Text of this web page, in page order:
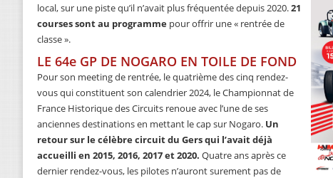
local, sur une piste qu’il n’avait plus fréquentée depuis 2020.21
courses sont au programme pour offrir une « rentrée de
classe ».
LE 64e GP DE NOGARO EN TOILE DE FOND
Pour son meeting de rentrée, le quatrième des cinq rendez-
vous qui constituent son calendrier 2024, le Championnat de
France Historique des Circuits renoue avec l’une de ses
anciennes destinations en mettant le cap sur Nogaro. Un
retour sur le célèbre circuit du Gers qui l’avait déjà
accueilli en 2015, 2016, 2017 et 2020. Quatre ans après ce
dernier rendez-vous, les pilotes n’auront surement pas de